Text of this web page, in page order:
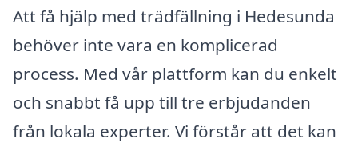
Att få hjälp med trädfällning i Hedesunda
behöver inte vara en komplicerad
process. Med vår plattform kan du enkelt
och snabbt få upp till tre erbjudanden
från lokala experter. Vi förstår att det kan